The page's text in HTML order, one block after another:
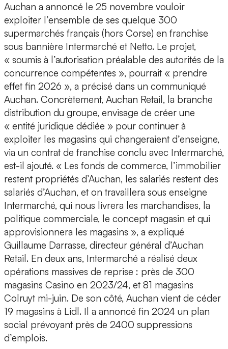
Auchan a annoncé le 25 novembre vouloir
exploiter l’ensemble de ses quelque 300
supermarchés français (hors Corse) en franchise
sous bannière Intermarché et Netto. Le projet,
« soumis à l’autorisation préalable des autorités de la
concurrence compétentes », pourrait « prendre
effet fin 2026 », a précisé dans un communiqué
Auchan. Concrètement, Auchan Retail, la branche
distribution du groupe, envisage de créer une
« entité juridique dédiée » pour continuer à
exploiter les magasins qui changeraient d’enseigne,
via un contrat de franchise conclu avec Intermarché,
est-il ajouté. « Les fonds de commerce, l’immobilier
restent propriétés d’Auchan, les salariés restent des
salariés d’Auchan, et on travaillera sous enseigne
Intermarché, qui nous livrera les marchandises, la
politique commerciale, le concept magasin et qui
approvisionnera les magasins », a expliqué
Guillaume Darrasse, directeur général d’Auchan
Retail. En deux ans, Intermarché a réalisé deux
opérations massives de reprise : près de 300
magasins Casino en 2023/24, et 81 magasins
Colruyt mi-juin. De son côté, Auchan vient de céder
19 magasins à Lidl. Il a annoncé fin 2024 un plan
social prévoyant près de 2400 suppressions
d’emplois.